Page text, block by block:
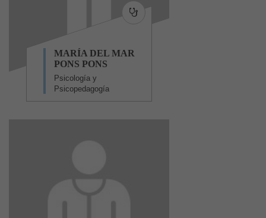
MARÍA DEL MAR
PONS PONS
Psicología y
Psicopedagogía